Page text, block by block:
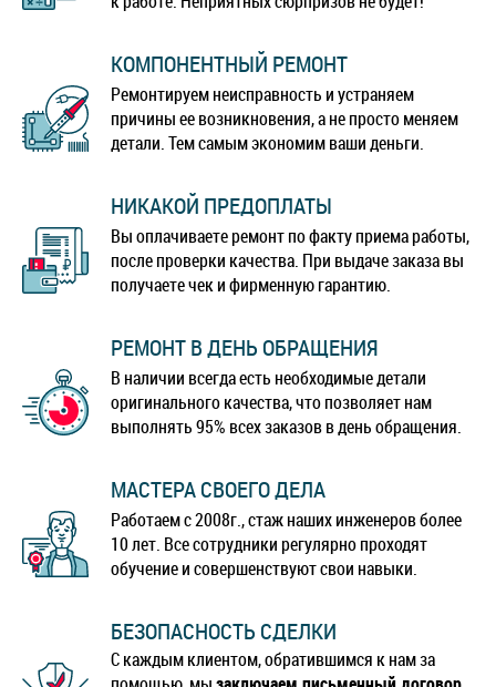
КОМПОНЕНТНЫЙ РЕМОНТ
Ремонтируем неисправность и устраняем
причины ее возникновения, а не просто меняем
детали. Тем самым экономим ваши деньги.
НИКАКОЙ ПРЕДОПЛАТЫ
Вы оплачиваете ремонт по факту приема работы,
после проверки качества. При выдаче заказа вы
получаете чек и фирменную гарантию.
РЕМОНТ В ДЕНЬ ОБРАЩЕНИЯ
В наличии всегда есть необходимые детали
оригинального качества, что позволяет нам
выполнять 95% всех заказов в день обращения.
МАСТЕРА СВОЕГО ДЕЛА
Работаем с 2008г., стаж наших инженеров более
10 лет. Все сотрудники регулярно проходят
обучение и совершенствуют свои навыки.
БЕЗОПАСНОСТЬ СДЕЛКИ
С каждым клиентом, обратившимся к нам за